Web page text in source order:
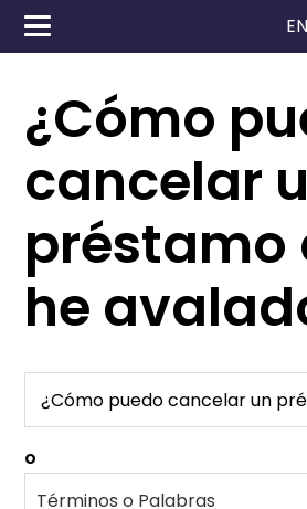
EN
¿Cómo
cancelar
préstamo
he
o